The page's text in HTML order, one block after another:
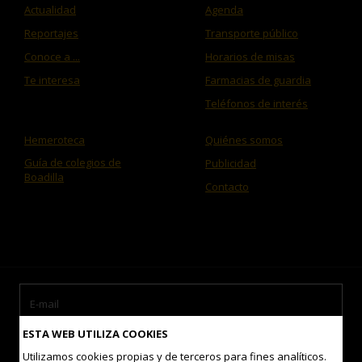
Actualidad
Reportajes
Conoce a ...
Te interesa
Agenda
Transporte público
Horarios de misas
Farmacias de guardia
Teléfonos de interés
Hemeroteca
Guía de colegios de
Boadilla
Quiénes somos
Publicidad
Contacto
ESTA WEB UTILIZA COOKIES
Utilizamos cookies propias y de terceros para fines analíticos.